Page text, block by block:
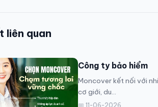
liên quan
Công ty bảo hiểm
Moncover kết nối với
cơ giới, du...
📅 11-06-2026